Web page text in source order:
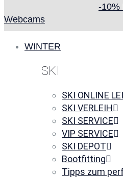
-10%
Webcams
WINTER
SKI
SKI ONLINE
SKI VERLEIH
SKI SERVICE
VIP SERVICE
SKI DEPOT
Bootfitting
Tipps zum